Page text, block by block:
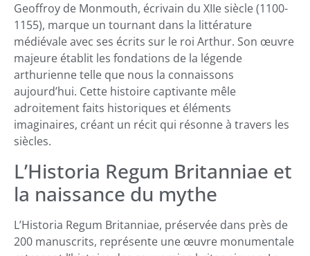
Geoffroy de Monmouth, écrivain du XIIe siècle (1100-
1155), marque un tournant dans la littérature
médiévale avec ses écrits sur le roi Arthur. Son œuvre
majeure établit les fondations de la légende
arthurienne telle que nous la connaissons
aujourd’hui. Cette histoire captivante mêle
adroitement faits historiques et éléments
imaginaires, créant un récit qui résonne à travers les
siècles.
L’Historia Regum Britanniae et
la naissance du mythe
L’Historia Regum Britanniae, préservée dans près de
200 manuscrits, représente une œuvre monumentale